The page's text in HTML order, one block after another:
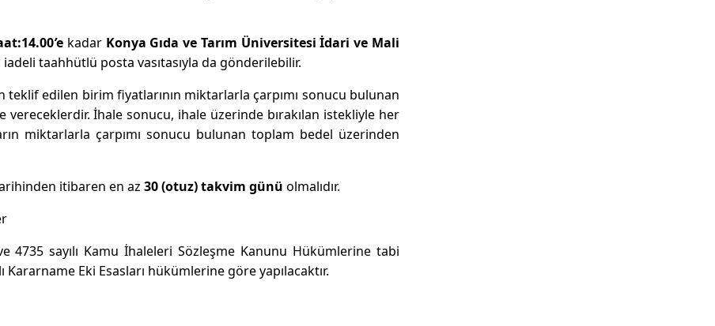
’e kadar Konya Gıda ve Tarım Üniversitesi İdari ve Mali
taahhütlü posta vasıtasıyla da gönderilebilir.
edilen birim fiyatlarının miktarlarla çarpımı sonucu bulunan
İhale sonucu, ihale üzerinde bırakılan istekliyle her
miktarlarla çarpımı sonucu bulunan toplam bedel üzerinden
itibaren en az 30 (otuz) takvim günü olmalıdır.
4735 sayılı Kamu İhaleleri Sözleşme Kanunu Hükümlerine tabi
Kararname Eki Esasları hükümlerine göre yapılacaktır.